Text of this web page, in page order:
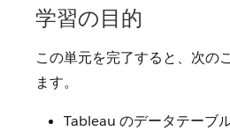
学習の目的
この単元を完了すると、次の
ます。
Tableau のデータテーブ